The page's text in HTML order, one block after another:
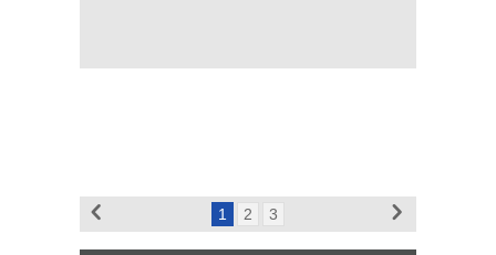
1 2 3